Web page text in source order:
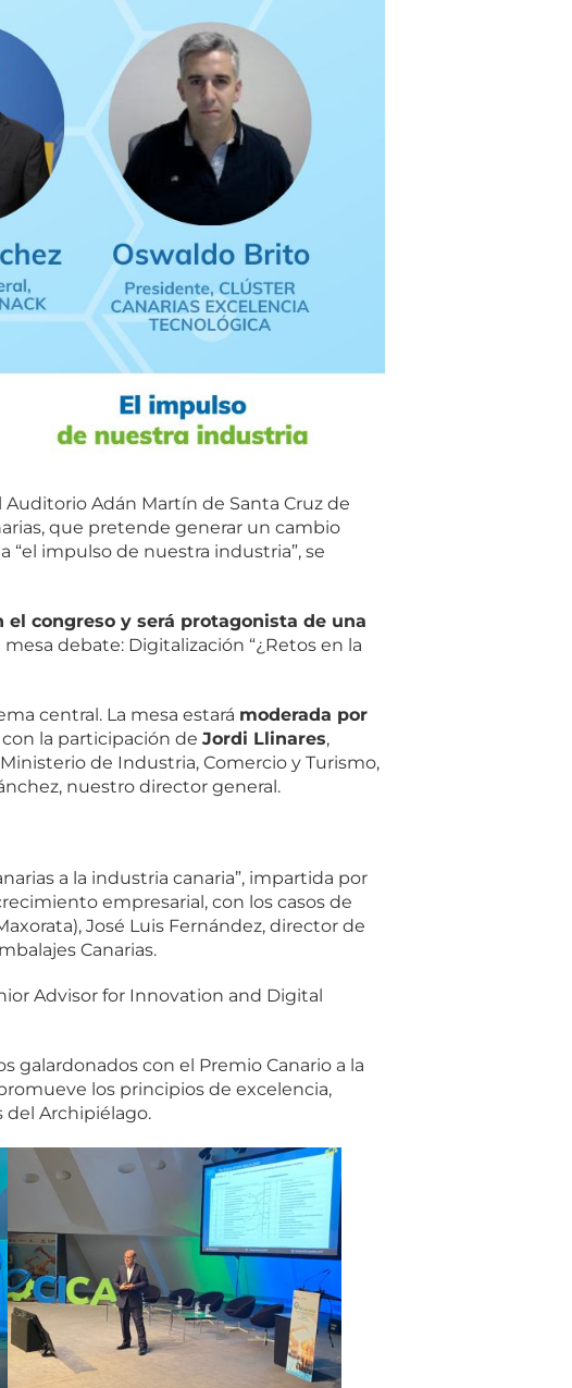
Adán Martín de Santa Cruz de
que pretende generar un cambio
“el impulso de nuestra industria”, se
el congreso y será protagonista de una
debate: Digitalización “¿Retos en la
central. La mesa estará moderada por
la participación de Jordi Llinares,
de Industria, Comercio y Turismo,
nuestro director general.
a la industria canaria”, impartida por
empresarial, con los casos de
José Luis Fernández, director de
Canarias.
Advisor for Innovation and Digital
galardonados con el Premio Canario a la
los principios de excelencia,
Archipiélago.